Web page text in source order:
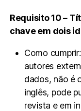
Requisito 10 –
chave em dois
Como
autores
dados, não é
inglês, pode
revista e em